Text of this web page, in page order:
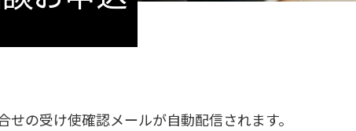
の受け使確認メールが自動配信されます。